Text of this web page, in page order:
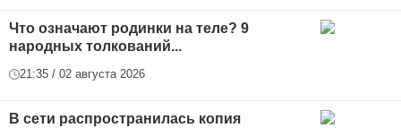
Что означают родинки на теле? 9
народных толкований...
21:35 / 02 августа 2026
В сети распространилась копия